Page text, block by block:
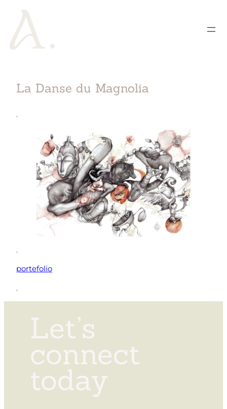
La Danse du Magnolia
.
.
portefolio
.
Let’s
connect
today